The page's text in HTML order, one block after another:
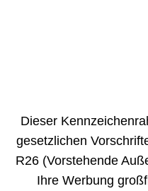
Dieser
gesetzlichen
R26 (Vorstehende
Ihre Werbung